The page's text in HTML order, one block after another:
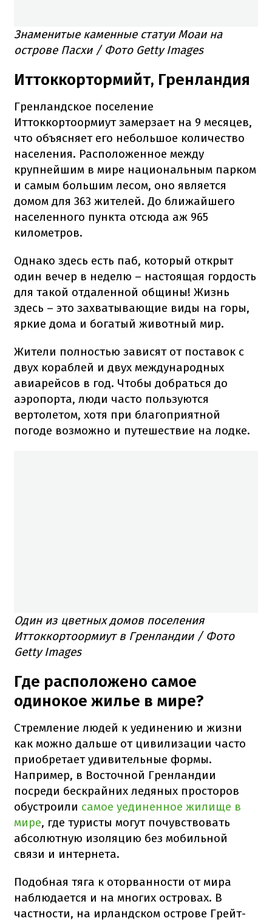
Знаменитые каменные статуи Моаи на
острове Пасхи / Фото Getty Images
Иттоккортормийт, Гренландия
Гренландское поселение
Иттоккортоормиут замерзает на 9 месяцев,
что объясняет его небольшое количество
населения. Расположенное между
крупнейшим в мире национальным парком
и самым большим лесом, оно является
домом для 363 жителей. До ближайшего
населенного пункта отсюда аж 965
километров.
Однако здесь есть паб, который открыт
один вечер в неделю – настоящая гордость
для такой отдаленной общины! Жизнь
здесь – это захватывающие виды на горы,
яркие дома и богатый животный мир.
Жители полностью зависят от поставок с
двух кораблей и двух международных
авиарейсов в год. Чтобы добраться до
аэропорта, люди часто пользуются
вертолетом, хотя при благоприятной
погоде возможно и путешествие на лодке.
Один из цветных домов поселения
Иттоккортоормиут в Гренландии / Фото
Getty Images
Где расположено самое
одинокое жилье в мире?
Стремление людей к уединению и жизни
как можно дальше от цивилизации часто
приобретает удивительные формы.
Например, в Восточной Гренландии
посреди бескрайних ледяных просторов
обустроили самое уединенное жилище в
мире, где туристы могут почувствовать
абсолютную изоляцию без мобильной
связи и интернета.
Подобная тяга к оторванности от мира
наблюдается и на многих островах. В
частности, на ирландском острове Грейт-